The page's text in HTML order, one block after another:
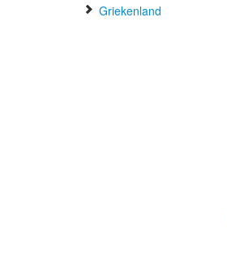
Griekenland